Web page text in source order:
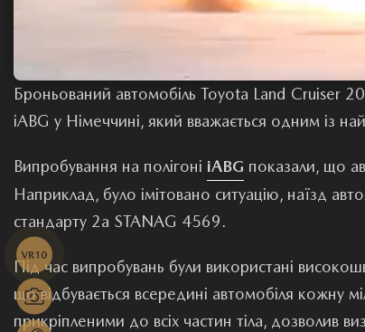
Броньований автомобіль Toyota Land Cruiser
iABG у Німеччині, який вважається одним із
Випробування на полігоні iABG показали, що
Наприклад, було імітовано ситуацію, наїзд
стандарту 2а STANAG 4569.
Під час випробувань були використані
що відбувається всередині автомобіля кожну
прикріпленими до всіх частин тіла, дозволив